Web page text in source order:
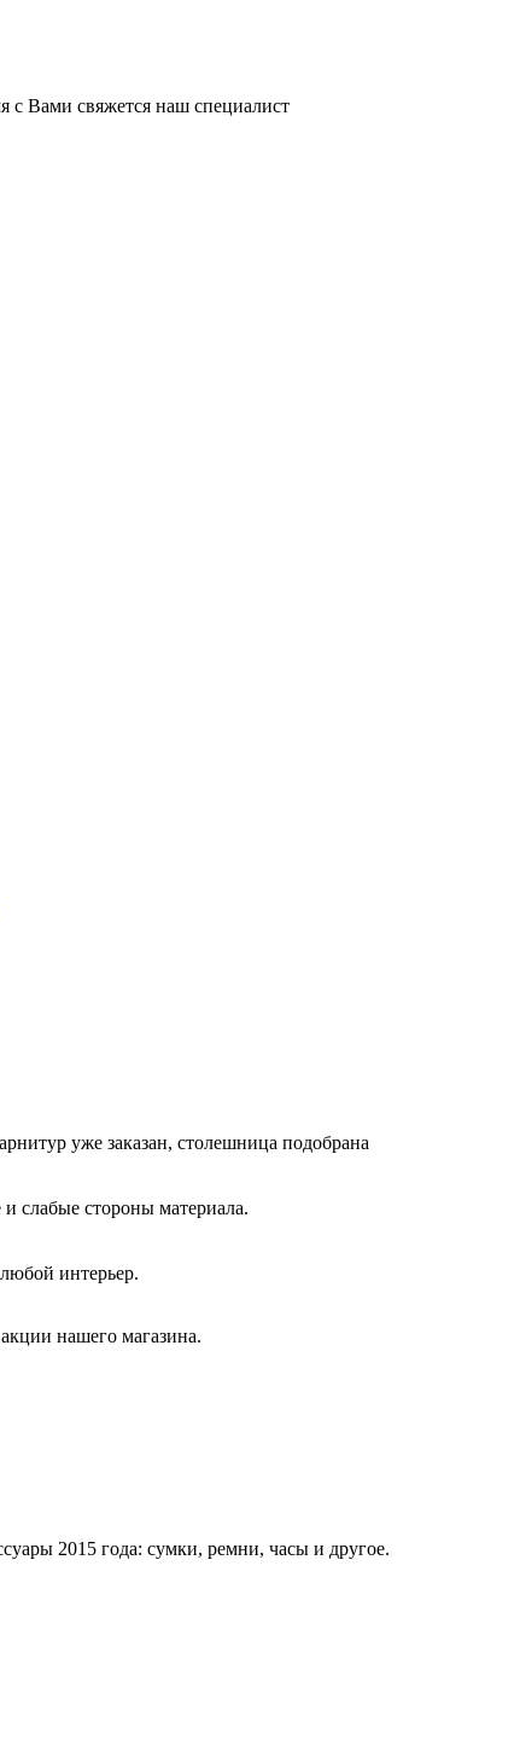
Вами свяжется наш специалист
уже заказан, столешница подобрана
слабые стороны материала.
интерьер.
нашего магазина.
2015 года: сумки, ремни, часы и другое.